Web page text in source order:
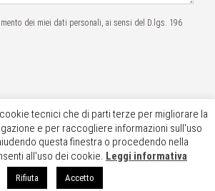
dei miei dati personali, ai sensi del D.lgs. 196
Citerni consulenti del lavoro associati - V.le Vittorio
- P.Iva 01938910971 - studiomancini@pec-mail.it
tecnici che di parti terze per migliorare la
e per raccogliere informazioni sull'uso
questa finestra o procedendo nella
all'uso dei cookie. Leggi informativa
Rifiuta Accetto